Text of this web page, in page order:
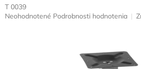
T 0039
Priemerné
Neohodnotené Podrobnosti hodnotenia